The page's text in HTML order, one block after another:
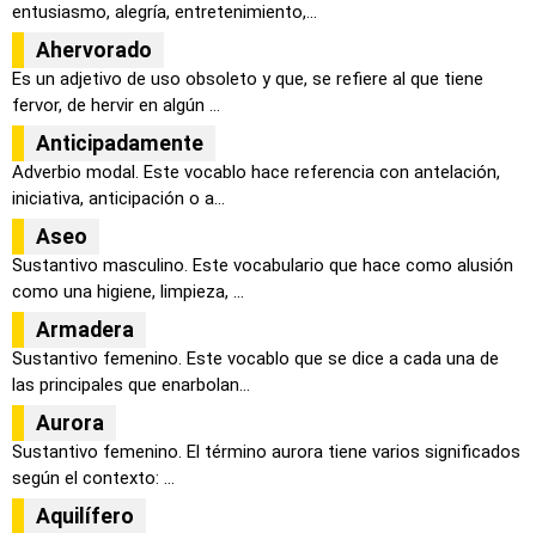
entusiasmo, alegría, entretenimiento,...
Ahervorado
Es un adjetivo de uso obsoleto y que, se refiere al que tiene
fervor, de hervir en algún ...
Anticipadamente
Adverbio modal. Este vocablo hace referencia con antelación,
iniciativa, anticipación o a...
Aseo
Sustantivo masculino. Este vocabulario que hace como alusión
como una higiene, limpieza, ...
Armadera
Sustantivo femenino. Este vocablo que se dice a cada una de
las principales que enarbolan...
Aurora
Sustantivo femenino. El término aurora tiene varios significados
según el contexto: ...
Aquilífero